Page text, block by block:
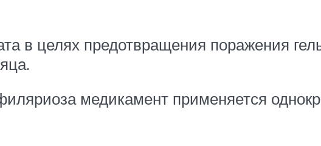
в целях предотвращения поражения
медикамент применяется